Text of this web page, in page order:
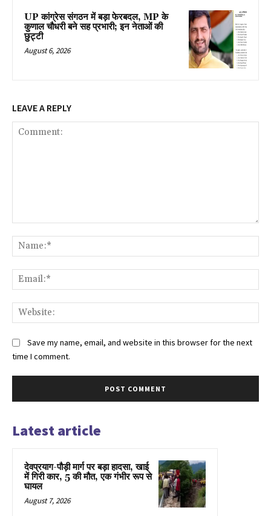
UP कांग्रेस संगठन में बड़ा फेरबदल, MP के
कुणाल चौधरी बने सह प्रभारी; इन नेताओं की
छुट्टी
August 6, 2026
LEAVE A REPLY
Save my name, email, and website in this browser for the next
time I comment.
Latest article
देवप्रयाग-पौड़ी मार्ग पर बड़ा हादसा, खाई
में गिरी कार, 5 की मौत, एक गंभीर रूप से
घायल
August 7, 2026